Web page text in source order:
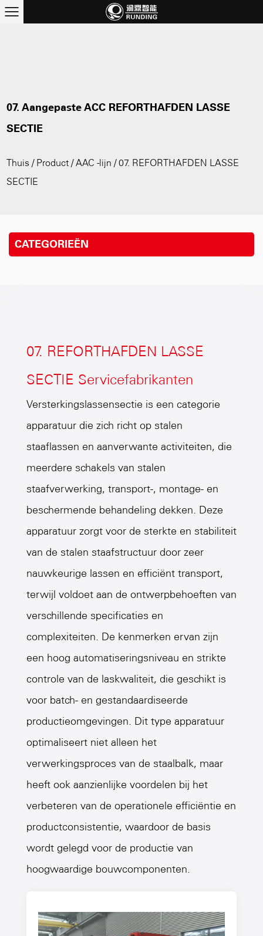
07. Aangepaste ACC REFORTHAFDEN LASSE
SECTIE
Thuis / Product /AAC -lijn /07. REFORTHAFDEN LASSE
SECTIE
CATEGORIEËN
07. REFORTHAFDEN LASSE
SECTIE Servicefabrikanten
Versterkingslassensectie is een categorie
apparatuur die zich richt op stalen
staaflassen en aanverwante activiteiten, die
meerdere schakels van stalen
staafverwerking, transport-, montage- en
beschermende behandeling dekken. Deze
apparatuur zorgt voor de sterkte en stabiliteit
van de stalen staafstructuur door zeer
nauwkeurige lassen en efficiënt transport,
terwijl voldoet aan de ontwerpbehoeften van
verschillende specificaties en
complexiteiten. De kenmerken ervan zijn
een hoog automatiseringsniveau en strikte
controle van de laskwaliteit, die geschikt is
voor batch- en gestandaardiseerde
productieomgevingen. Dit type apparatuur
optimaliseert niet alleen het
verwerkingsproces van de staalbalk, maar
heeft ook aanzienlijke voordelen bij het
verbeteren van de operationele efficiëntie en
productconsistentie, waardoor de basis
wordt gelegd voor de productie van
hoogwaardige bouwcomponenten.